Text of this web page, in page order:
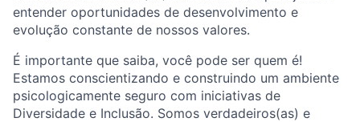
entender oportunidades de desenvolvimento e
evolução constante de nossos valores.
É importante que saiba, você pode ser quem é!
Estamos conscientizando e construindo um ambiente
psicologicamente seguro com iniciativas de
Diversidade e Inclusão. Somos verdadeiros(as) e